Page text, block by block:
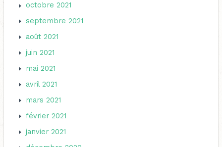
octobre 2021
septembre 2021
août 2021
juin 2021
mai 2021
avril 2021
mars 2021
février 2021
janvier 2021